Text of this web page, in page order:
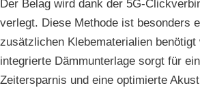
Der Belag wird dank der 5G-
verlegt. Diese Methode ist besonders
zusätzlichen Klebematerialien benötigt
integrierte Dämmunterlage sorgt für
Zeitersparnis und eine optimierte